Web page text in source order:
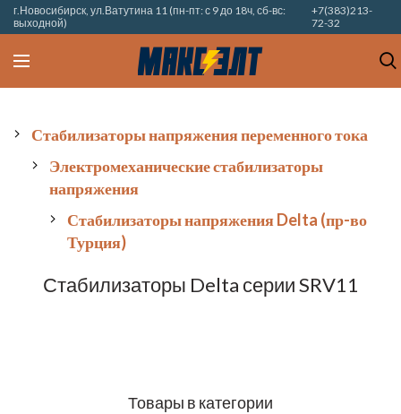
г.Новосибирск, ул.Ватутина 11 (пн-пт: с 9 до 18ч, сб-вс:
выходной)
+7(383)213-
72-32
Стабилизаторы напряжения переменного тока
Электромеханические стабилизаторы
напряжения
Стабилизаторы напряжения Delta (пр-во
Турция)
Стабилизаторы Delta серии SRV11
Товары в категории